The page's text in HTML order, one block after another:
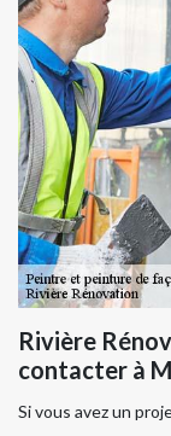
Rivière
contacter à
Si vous avez un